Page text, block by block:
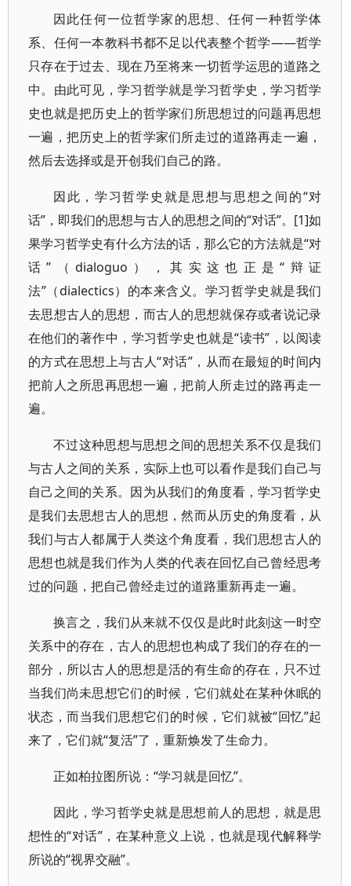
因此任何一位哲学家的思想、任何一种哲学体
系、任何一本教科书都不足以代表整个哲学——哲学
只存在于过去、现在乃至将来一切哲学运思的道路之
中。由此可见，学习哲学就是学习哲学史，学习哲学
史也就是把历史上的哲学家们所思想过的问题再思想
一遍，把历史上的哲学家们所走过的道路再走一遍，
然后去选择或是开创我们自己的路。
因此，学习哲学史就是思想与思想之间的“对
话”，即我们的思想与古人的思想之间的“对话”。[1]如
果学习哲学史有什么方法的话，那么它的方法就是“对
话”（dialoguo），其实这也正是“辩证
法”（dialectics）的本来含义。学习哲学史就是我们
去思想古人的思想，而古人的思想就保存或者说记录
在他们的著作中，学习哲学史也就是“读书”，以阅读
的方式在思想上与古人“对话”，从而在最短的时间内
把前人之所思再思想一遍，把前人所走过的路再走一
遍。
不过这种思想与思想之间的思想关系不仅是我们
与古人之间的关系，实际上也可以看作是我们自己与
自己之间的关系。因为从我们的角度看，学习哲学史
是我们去思想古人的思想，然而从历史的角度看，从
我们与古人都属于人类这个角度看，我们思想古人的
思想也就是我们作为人类的代表在回忆自己曾经思考
过的问题，把自己曾经走过的道路重新再走一遍。
换言之，我们从来就不仅仅是此时此刻这一时空
关系中的存在，古人的思想也构成了我们的存在的一
部分，所以古人的思想是活的有生命的存在，只不过
当我们尚未思想它们的时候，它们就处在某种休眠的
状态，而当我们思想它们的时候，它们就被“回忆”起
来了，它们就“复活”了，重新焕发了生命力。
正如柏拉图所说：“学习就是回忆”。
因此，学习哲学史就是思想前人的思想，就是思
想性的“对话”，在某种意义上说，也就是现代解释学
所说的“视界交融”。